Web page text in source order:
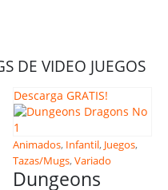
DE VIDEO JUEGOS
Descarga GRATIS!
Animados, Infantil, Juegos,
Tazas/Mugs,Variado
Dungeons